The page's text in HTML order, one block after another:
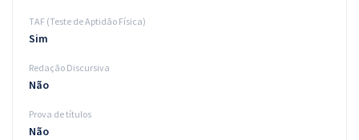
TAF (Teste de Aptidão Física)
Sim
Redação Discursiva
Não
Prova de títulos
Não